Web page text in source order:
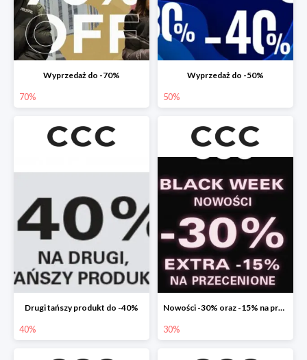
Wyprzedaż do -70%
70%
Wyprzedaż do -50%
50%
Drugi tańszy produkt do -40%
40%
Nowości -30% oraz -15% na przecenione
30%